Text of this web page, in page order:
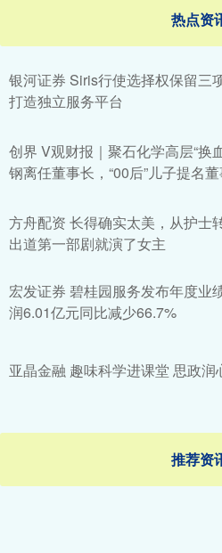
热点资
银河证券 Siris行使选择权保留三
打造独立服务平台
创界 V观财报｜聚石化学高层“换
钢离任董事长，“00后”儿子提名
方舟配资 长得确实太美，从护士
出道第一部剧就演了女主
宏发证券 碧桂园服务发布年度业
润6.01亿元同比减少66.7%
亚晶金融 趣味科学进课堂 思政润
推荐资